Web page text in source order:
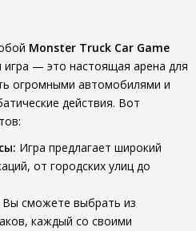
Monster Truck Car Game
игра — это настоящая арена для
огромными автомобилями и
действия. Вот
Игра предлагает широкий
от городских улиц до
Вы сможете выбрать из
каждый со своими